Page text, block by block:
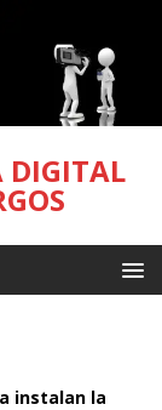
DIGITAL
instalan la